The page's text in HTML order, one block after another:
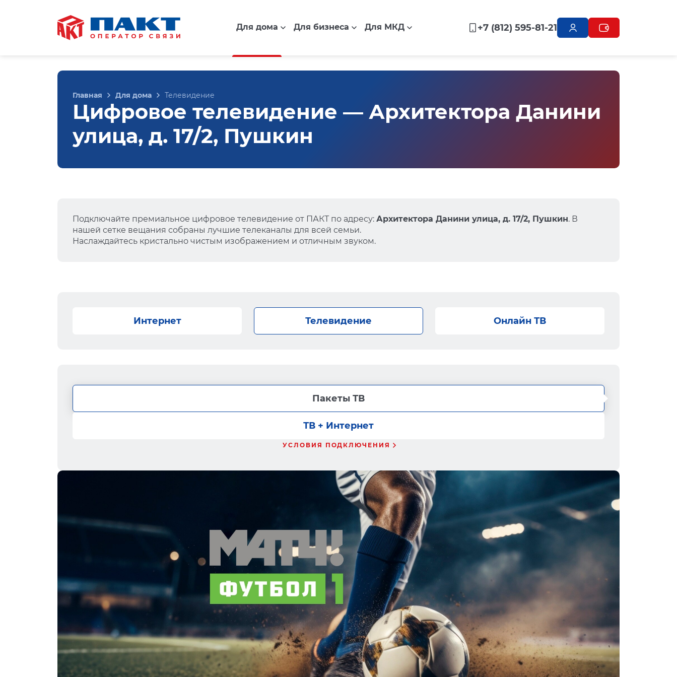
Для дома Для бизнеса Для МКД +7 (812) 595-81-21
Главная Для дома Телевидение
Цифровое телевидение — Архитектора Данини
улица, д. 17/2, Пушкин
Подключайте премиальное цифровое телевидение от ПАКТ по адресу: Архитектора Данини улица, д. 17/2, Пушкин. В
нашей сетке вещания собраны лучшие телеканалы для всей семьи.
Наслаждайтесь кристально чистым изображением и отличным звуком.
Интернет Телевидение Онлайн ТВ
Пакеты ТВ
ТВ + Интернет
УСЛОВИЯ ПОДКЛЮЧЕНИЯ